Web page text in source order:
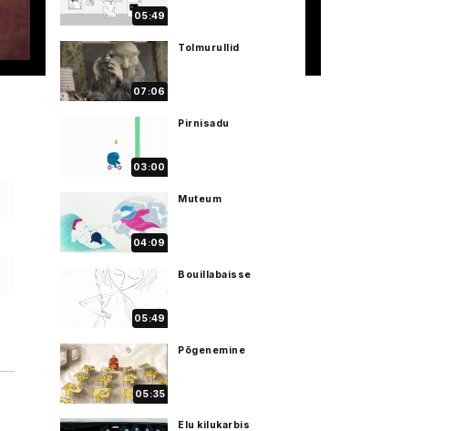
05:49
07:06
Tolmurullid
03:00
Pirnisadu
04:09
Muteum
05:49
Bouillabaisse
05:35
Põgenemine
Elu kilukarbis